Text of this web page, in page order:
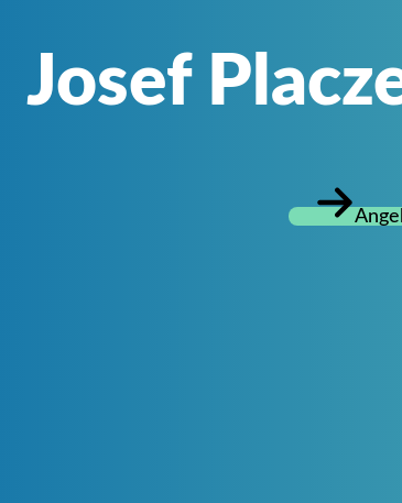
Josef